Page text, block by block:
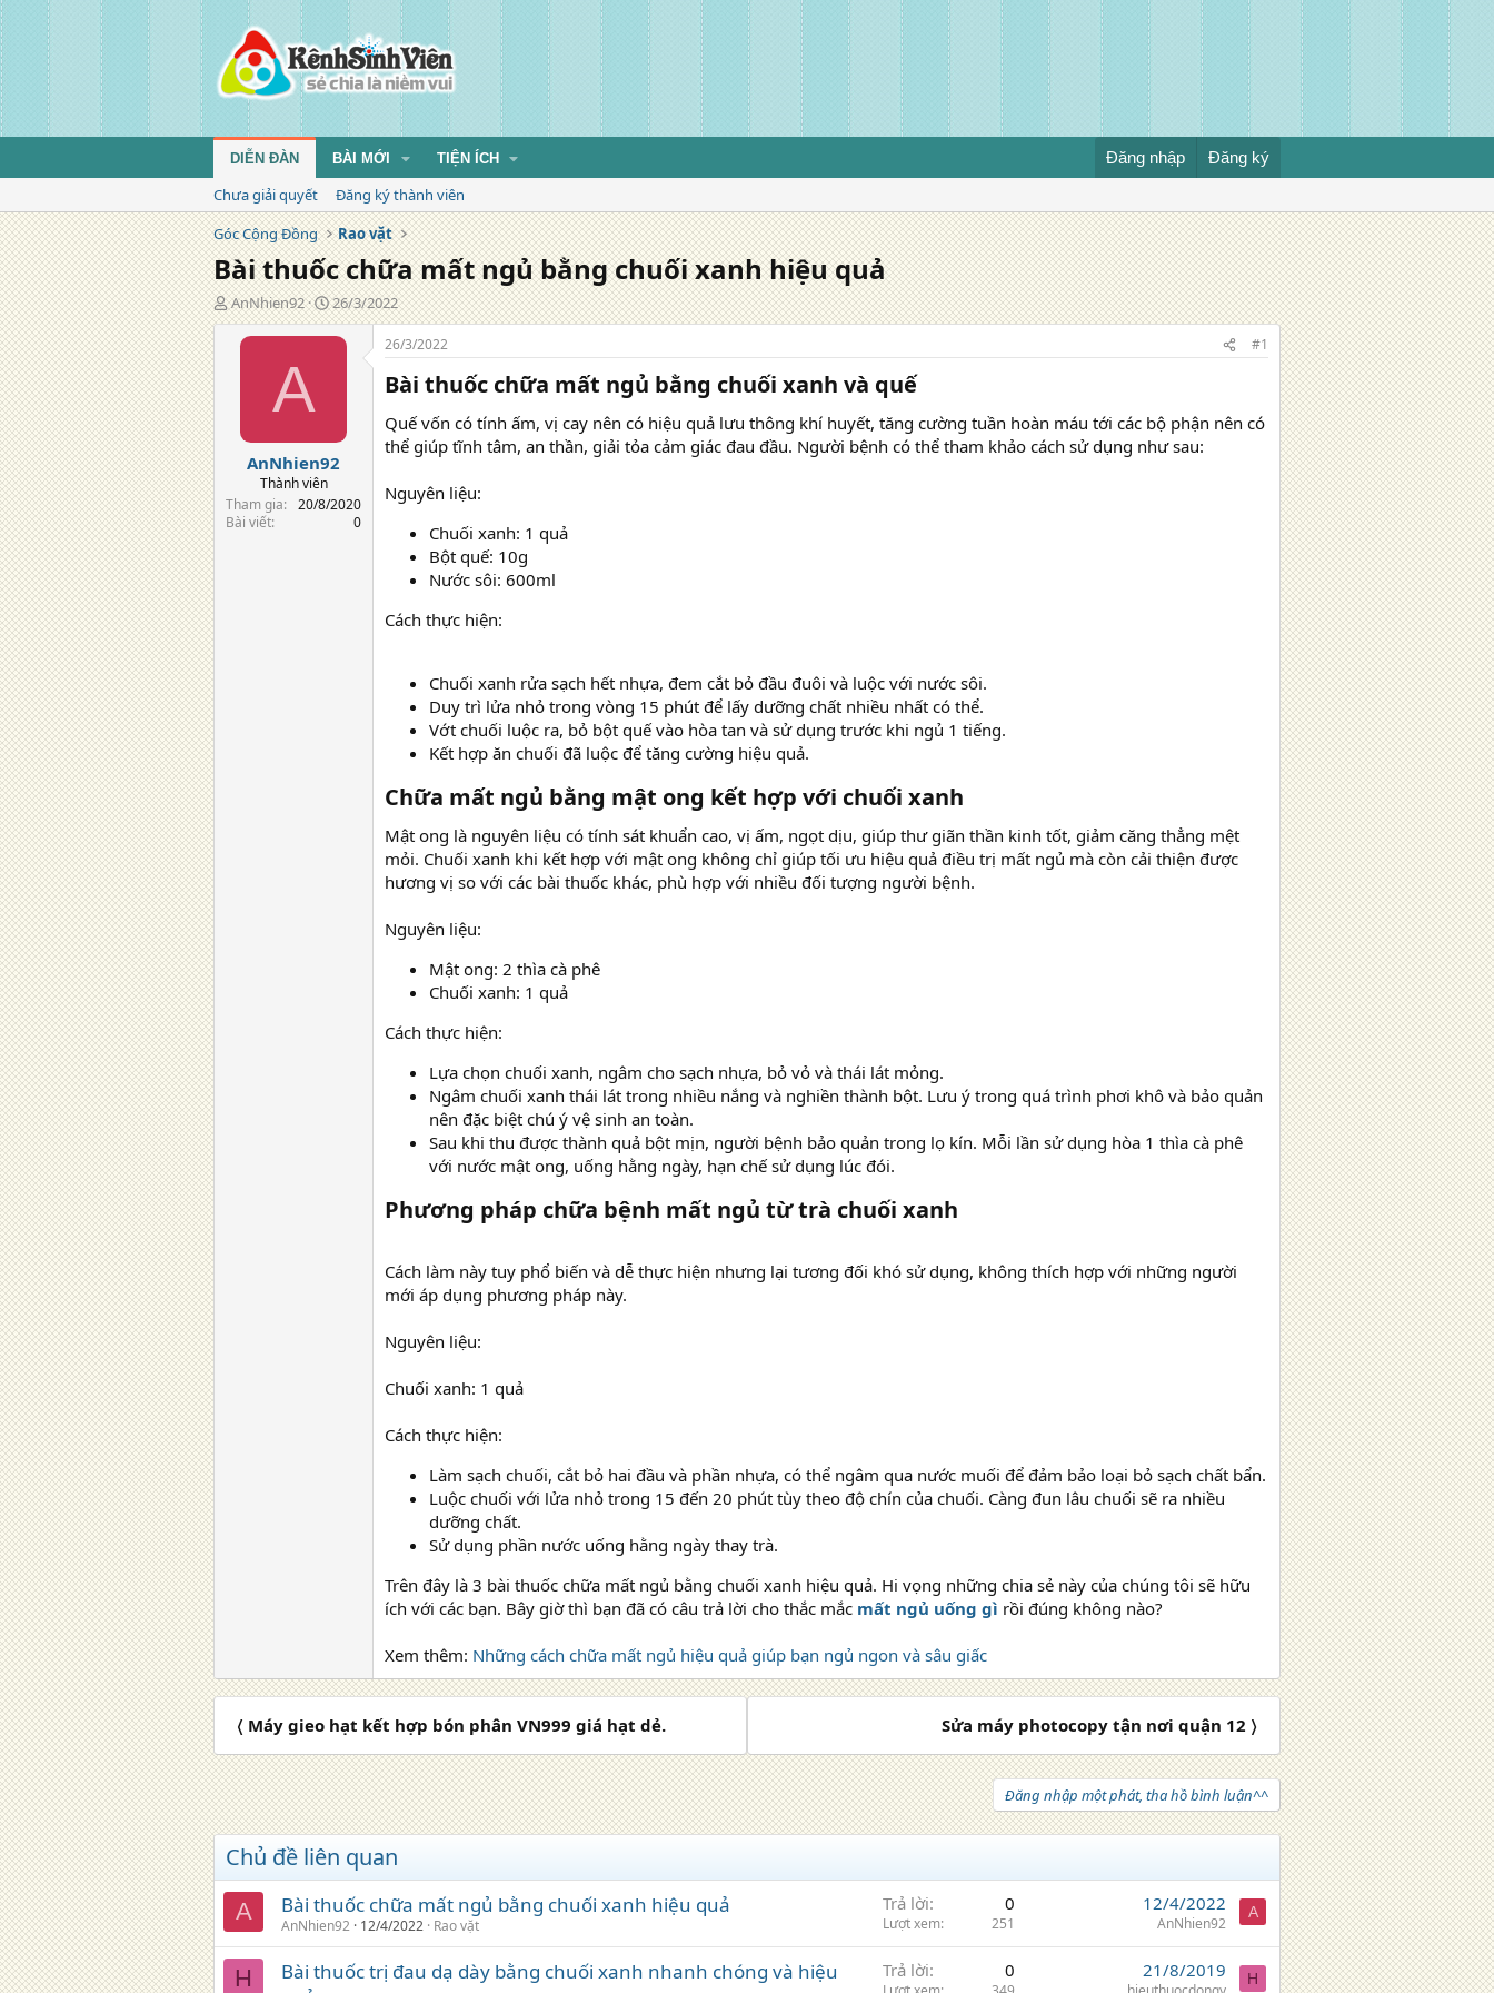
DIỄN ĐÀN BÀI MỚI TIỆN ÍCH Đăng nhập Đăng ký
Chưa giải quyết
Đăng ký thành viên
Góc Cộng Đồng
Rao vặt
Bài thuốc chữa mất ngủ bằng chuối xanh hiệu quả
T
á
AnNhien92
N
g
à
g
26/3/2022
A
AnNhien92
Thành viên
Tham gia
20/8/2020
Bài viết
0
26/3/2022 #1
Bài thuốc chữa mất ngủ bằng chuối xanh và quế
Quế vốn có tính ấm, vị cay nên có hiệu quả lưu thông khí huyết, tăng cường tuần hoàn máu tới các bộ phận nên có
thể giúp tĩnh tâm, an thần, giải tỏa cảm giác đau đầu. Người bệnh có thể tham khảo cách sử dụng như sau:
Nguyên liệu:
Chuối xanh: 1 quả
Bột quế: 10g
Nước sôi: 600ml
Cách thực hiện:
Chuối xanh rửa sạch hết nhựa, đem cắt bỏ đầu đuôi và luộc với nước sôi.
Duy trì lửa nhỏ trong vòng 15 phút để lấy dưỡng chất nhiều nhất có thể.
Vớt chuối luộc ra, bỏ bột quế vào hòa tan và sử dụng trước khi ngủ 1 tiếng.
Kết hợp ăn chuối đã luộc để tăng cường hiệu quả.
Chữa mất ngủ bằng mật ong kết hợp với chuối xanh
Mật ong là nguyên liệu có tính sát khuẩn cao, vị ấm, ngọt dịu, giúp thư giãn thần kinh tốt, giảm căng thẳng mệt
mỏi. Chuối xanh khi kết hợp với mật ong không chỉ giúp tối ưu hiệu quả điều trị mất ngủ mà còn cải thiện được
hương vị so với các bài thuốc khác, phù hợp với nhiều đối tượng người bệnh.
Nguyên liệu:
Mật ong: 2 thìa cà phê
Chuối xanh: 1 quả
Cách thực hiện:
Lựa chọn chuối xanh, ngâm cho sạch nhựa, bỏ vỏ và thái lát mỏng.
Ngâm chuối xanh thái lát trong nhiều nắng và nghiền thành bột. Lưu ý trong quá trình phơi khô và bảo quản
nên đặc biệt chú ý vệ sinh an toàn.
Sau khi thu được thành quả bột mịn, người bệnh bảo quản trong lọ kín. Mỗi lần sử dụng hòa 1 thìa cà phê
với nước mật ong, uống hằng ngày, hạn chế sử dụng lúc đói.
Phương pháp chữa bệnh mất ngủ từ trà chuối xanh
Cách làm này tuy phổ biến và dễ thực hiện nhưng lại tương đối khó sử dụng, không thích hợp với những người
mới áp dụng phương pháp này.
Nguyên liệu:
Chuối xanh: 1 quả
Cách thực hiện:
Làm sạch chuối, cắt bỏ hai đầu và phần nhựa, có thể ngâm qua nước muối để đảm bảo loại bỏ sạch chất bẩn.
Luộc chuối với lửa nhỏ trong 15 đến 20 phút tùy theo độ chín của chuối. Càng đun lâu chuối sẽ ra nhiều
dưỡng chất.
Sử dụng phần nước uống hằng ngày thay trà.
Trên đây là 3 bài thuốc chữa mất ngủ bằng chuối xanh hiệu quả. Hi vọng những chia sẻ này của chúng tôi sẽ hữu
ích với các bạn. Bây giờ thì bạn đã có câu trả lời cho thắc mắc mất ngủ uống gì rồi đúng không nào?
Xem thêm: Những cách chữa mất ngủ hiệu quả giúp bạn ngủ ngon và sâu giấc
〈 Máy gieo hạt kết hợp bón phân VN999 giá hạt dẻ. Sửa máy photocopy tận nơi quận 12 〉
Đăng nhập một phát, tha hồ bình luận^^
Chủ đề liên quan
A Bài thuốc chữa mất ngủ bằng chuối xanh hiệu quả
AnNhien92 12/4/2022 Rao vặt
Trả lời 0
Lượt xem 251
12/4/2022
AnNhien92
A
H
Bài thuốc trị đau dạ dày bằng chuối xanh nhanh chóng và hiệu
Trả lời 0 21/8/2019 H